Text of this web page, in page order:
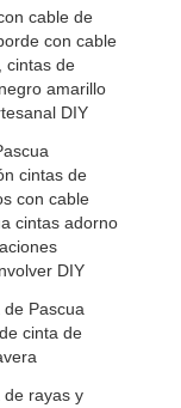
cable de
con cable
cintas de
amarillo
DIY
cintas de
con cable
cintas adorno
DIY
Pascua
cinta de
rayas y